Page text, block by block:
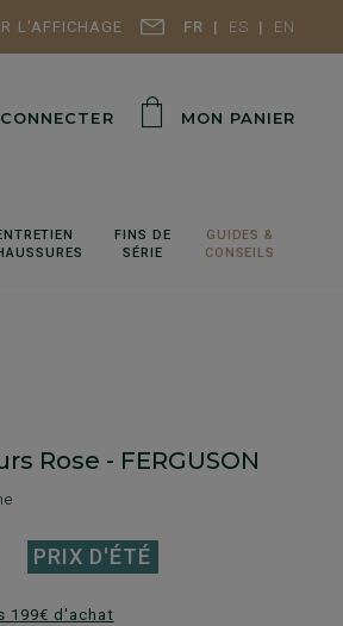
FR ES EN
L'AFFICHAGE
MON PANIER
FINS DE
SÉRIE
GUIDES &
CONSEILS
Rose - FERGUSON
PRIX D'ÉTÉ
199€ d'achat